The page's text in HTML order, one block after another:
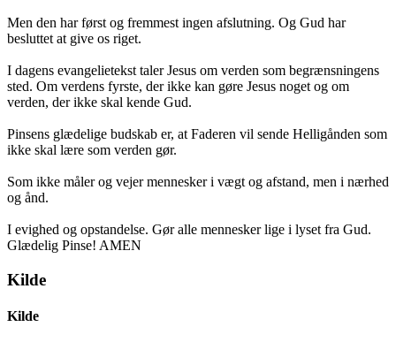
Men den har først og fremmest ingen afslutning. Og Gud har
besluttet at give os riget.
I dagens evangelietekst taler Jesus om verden som begrænsningens
sted. Om verdens fyrste, der ikke kan gøre Jesus noget og om
verden, der ikke skal kende Gud.
Pinsens glædelige budskab er, at Faderen vil sende Helligånden som
ikke skal lære som verden gør.
Som ikke måler og vejer mennesker i vægt og afstand, men i nærhed
og ånd.
I evighed og opstandelse. Gør alle mennesker lige i lyset fra Gud.
Glædelig Pinse! AMEN
Kilde
Kilde